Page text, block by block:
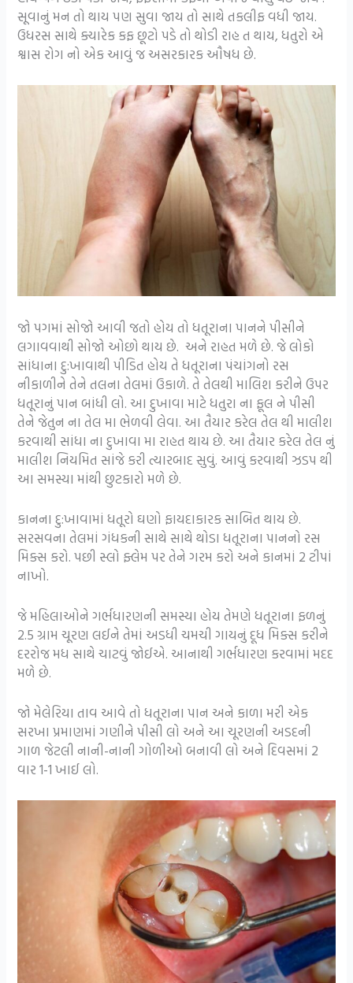
સૂવાનું મન તો થાય પણ સુવા જાય તો સાથે તકલીફ વધી જાય.
ઉધરસ સાથે ક્યારેક કફ છૂટો પડે તો થોડી રાહ ત થાય, ધતુરો એ
શ્વાસ રોગ નો એક આવું જ અસરકારક ઔષધ છે.
જો પગમાં સોજો આવી જતો હોય તો ધતૂરાના પાનને પીસીને
લગાવવાથી સોજો ઓછો થાય છે. અને રાહત મળે છે. જે લોકો
સાંધાના દુ:ખાવાથી પીડિત હોય તે ધતૂરાના પંચાંગનો રસ
નીકાળીને તેને તલના તેલમાં ઉકાળે. તે તેલથી માલિશ કરીને ઉપર
ધતૂરાનું પાન બાંધી લો. આ દુખાવા માટે ધતુરા ના ફૂલ ને પીસી
તેને જેતુન ના તેલ મા ભેળવી લેવા. આ તૈયાર કરેલ તેલ થી માલીશ
કરવાથી સાંધા ના દુખાવા મા રાહત થાય છે. આ તૈયાર કરેલ તેલ નું
માલીશ નિયમિત સાંજે કરી ત્યારબાદ સુવું. આવું કરવાથી ઝડપ થી
આ સમસ્યા માંથી છુટકારો મળે છે.
કાનના દુ:ખાવામાં ધતૂરો ઘણો ફાયદાકારક સાબિત થાય છે.
સરસવના તેલમાં ગંધકની સાથે સાથે થોડા ધતૂરાના પાનનો રસ
મિક્સ કરો. પછી સ્લો ફ્લેમ પર તેને ગરમ કરો અને કાનમાં 2 ટીપાં
નાખો.
જે મહિલાઓને ગર્ભધારણની સમસ્યા હોય તેમણે ધતૂરાના ફળનું
2.5 ગ્રામ ચૂરણ લઈને તેમાં અડધી ચમચી ગાયનું દૂધ મિક્સ કરીને
દરરોજ મધ સાથે ચાટવું જોઈએ. આનાથી ગર્ભધારણ કરવામાં મદદ
મળે છે.
જો મેલેરિયા તાવ આવે તો ધતૂરાના પાન અને કાળા મરી એક
સરખા પ્રમાણમાં ગણીને પીસી લો અને આ ચૂરણની અડદની
ગાળ જેટલી નાની-નાની ગોળીઓ બનાવી લો અને દિવસમાં 2
વાર 1-1 ખાઈ લો.